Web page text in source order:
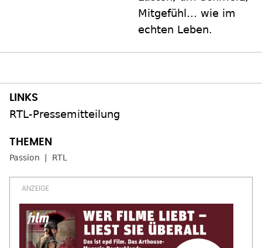
Mitgefühl… wie im
echten Leben.
RTL-Pressemitteilung
Passion RTL